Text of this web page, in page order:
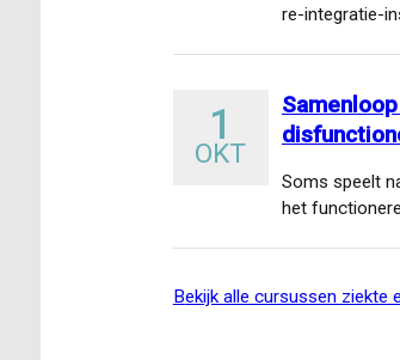
re-integratie-
1
OKT
Soms speelt
het
bekijk alle cursussen